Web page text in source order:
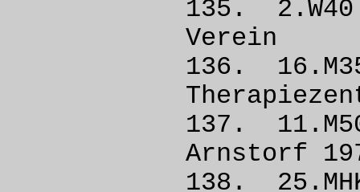
135.
136.
137.
Arnstorf
138.